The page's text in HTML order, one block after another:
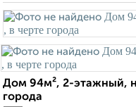
Дом 94м², 2-этажный,
города